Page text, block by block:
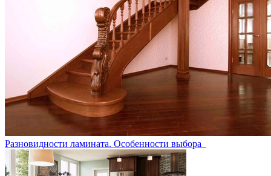
Разновидности ламината. Особенности выбора